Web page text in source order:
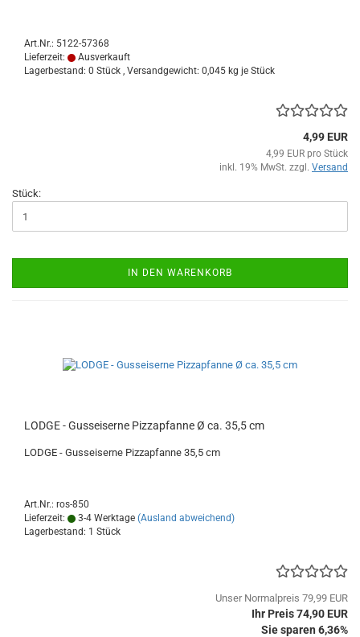
Art.Nr.: 5122-57368
Lieferzeit:
Ausverkauft
Lagerbestand: 0 Stück , Versandgewicht: 0,045 kg je Stück
4,99 EUR
4,99 EUR pro Stück
inkl. 19% MwSt. zzgl. Versand
Stück:
IN DEN WARENKORB
LODGE - Gusseiserne Pizzapfanne Ø ca. 35,5 cm
LODGE - Gusseiserne Pizzapfanne 35,5 cm
Art.Nr.: ros-850
Lieferzeit:
3-4 Werktage (Ausland abweichend)
Lagerbestand: 1 Stück
Unser Normalpreis 79,99 EUR
Ihr Preis 74,90 EUR
Sie sparen 6,36%